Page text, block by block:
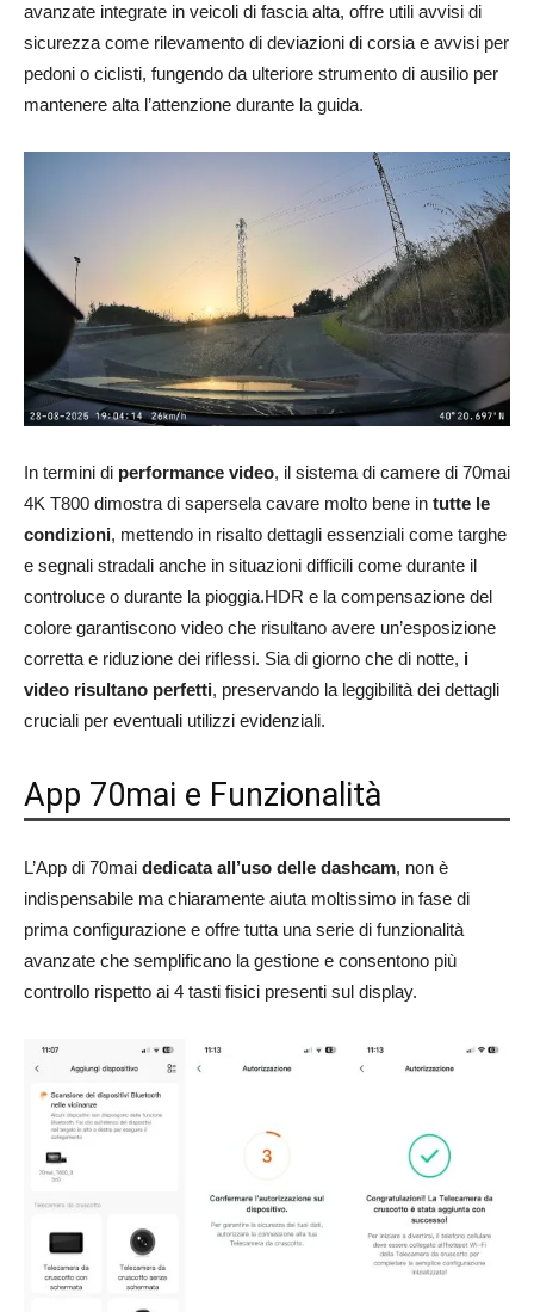
avanzate integrate in veicoli di fascia alta, offre utili avvisi di
sicurezza come rilevamento di deviazioni di corsia e avvisi per
pedoni o ciclisti, fungendo da ulteriore strumento di ausilio per
mantenere alta l’attenzione durante la guida.
In termini di performance video, il sistema di camere di 70mai
4K T800 dimostra di sapersela cavare molto bene in tutte le
condizioni, mettendo in risalto dettagli essenziali come targhe
e segnali stradali anche in situazioni difficili come durante il
controluce o durante la pioggia.HDR e la compensazione del
colore garantiscono video che risultano avere un’esposizione
corretta e riduzione dei riflessi. Sia di giorno che di notte, i
video risultano perfetti, preservando la leggibilità dei dettagli
cruciali per eventuali utilizzi evidenziali.
App 70mai e Funzionalità
L’App di 70mai dedicata all’uso delle dashcam, non è
indispensabile ma chiaramente aiuta moltissimo in fase di
prima configurazione e offre tutta una serie di funzionalità
avanzate che semplificano la gestione e consentono più
controllo rispetto ai 4 tasti fisici presenti sul display.